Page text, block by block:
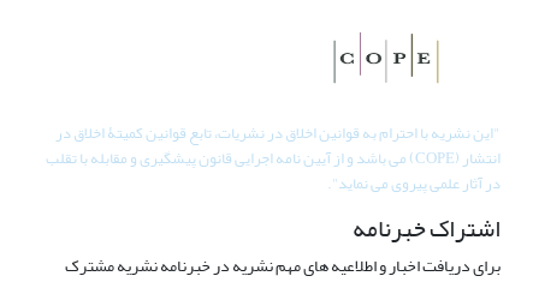
"این نشریه با احترام به قوانین اخلاق در نشریات، تابع قوانین کمیتۀ اخلاق در
انتشار (COPE) می باشد و از آیین نامه اجرایی قانون پیشگیری و مقابله با تقلب
در آثار علمی پیروی می نماید".
اشتراک خبرنامه
برای دریافت اخبار و اطلاعیه های مهم نشریه در خبرنامه نشریه مشترک